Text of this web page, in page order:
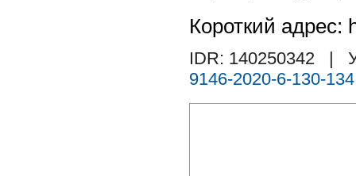
Короткий адрес:
IDR: 140250342
|
9146-2020-6-130-134